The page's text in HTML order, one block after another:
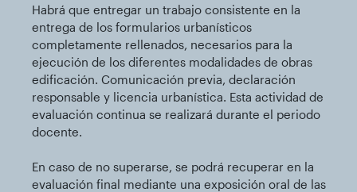
Habrá que entregar un trabajo consistente en la
entrega de los formularios urbanísticos
completamente rellenados, necesarios para la
ejecución de los diferentes modalidades de obras
edificación. Comunicación previa, declaración
responsable y licencia urbanística. Esta actividad de
evaluación continua se realizará durante el periodo
docente.
En caso de no superarse, se podrá recuperar en la
evaluación final mediante una exposición oral de las